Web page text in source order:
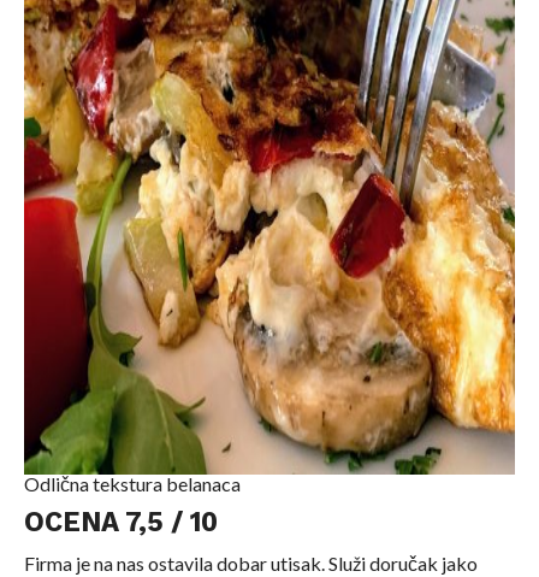
Odlična tekstura belanaca
OCENA 7,5 / 10
Firma je na nas ostavila dobar utisak. Služi doručak jako